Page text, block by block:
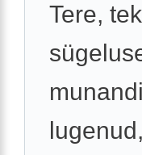
Tere,